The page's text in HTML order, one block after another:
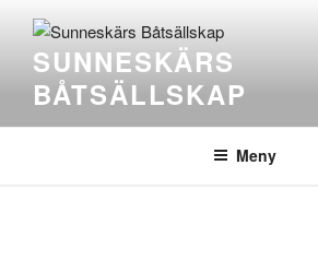
SUNNESKÄRS
BÅTSÄLLSKAP
Meny